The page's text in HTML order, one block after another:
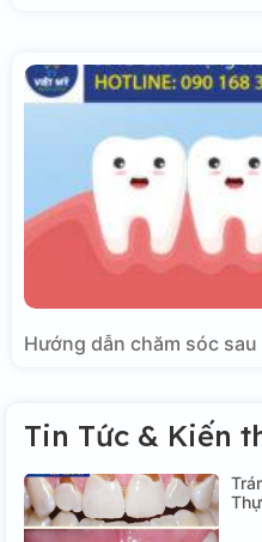
Hướng dẫn chăm sóc
Tin Tức & Kiến